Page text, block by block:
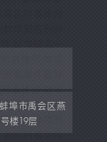
名律师|蚌埠
事案件最好
事律师|蚌埠
事律师事务所
十名|蚌埠刑
的刑事案件
埠市禹会区燕
楼19层